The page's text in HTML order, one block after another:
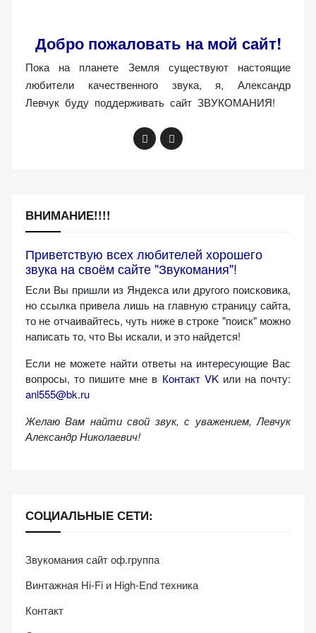
Добро пожаловать на мой сайт!
Пока на планете Земля существуют настоящие
любители качественного звука, я, Александр
Левчук буду поддерживать сайт ЗВУКОМАНИЯ!
ВНИМАНИЕ!!!!
Приветствую всех любителей хорошего
звука на своём сайте "Звукомания"!
Если Вы пришли из Яндекса или другого поисковика,
но ссылка привела лишь на главную страницу сайта,
то не отчаивайтесь, чуть ниже в строке "поиск" можно
написать то, что Вы искали, и это найдется!
Если не можете найти ответы на интересующие Вас
вопросы, то пишите мне в Контакт VKили на почту:
anl555@bk.ru
Желаю Вам найти свой звук, с уважением, Левчук
Александр Николаевич!
СОЦИАЛЬНЫЕ СЕТИ:
Звукомания сайт оф.группа
Винтажная Hi-Fi и High-End техника
Контакт
персональных
данных.
Маркетинговые
Рассказывая о своих
посещении нашего
сайта, вы повышаете
вероятность
просмотра
персонализированного
контента и